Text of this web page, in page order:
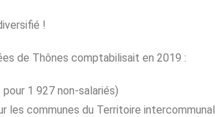
!
de Thônes comptabilisait en 2019 :
1 927 non-salariés)
les communes du Territoire intercommunal